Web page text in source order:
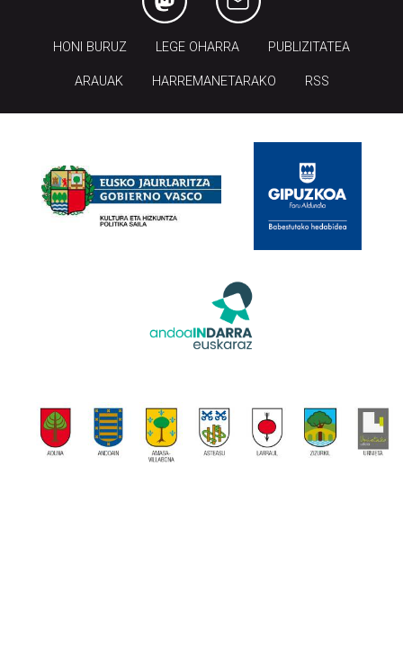
HONI BURUZ LEGE OHARRA PUBLIZITATEA
ARAUAK HARREMANETARAKO RSS